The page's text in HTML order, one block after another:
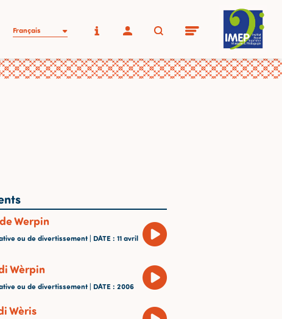
Français
Werpin
ou de divertissement | DATE : 11 avril
Wèrpin
ou de divertissement | DATE: 2006
Wèris